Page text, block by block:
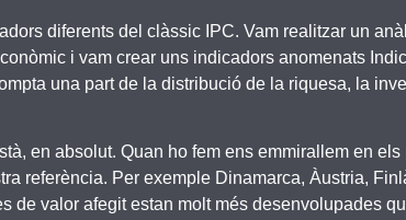
diferents del clàssic IPC. Vam realitzar un
i vam crear uns indicadors anomenats
una part de la distribució de la riquesa, la
en absolut. Quan ho fem ens emmirallem en
referència. Per exemple Dinamarca, Àustria,
de valor afegit estan molt més desenvolupades